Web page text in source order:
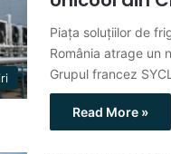
Piața soluțiilor de
România atrage un
Grupul francez
Read More »